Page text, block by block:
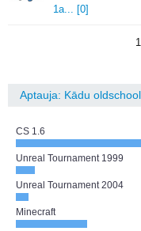
1a.
[0]
1
Aptauja: Kādu
CS 1.6
Unreal Tournament 1999
Unreal Tournament 2004
Minecraft